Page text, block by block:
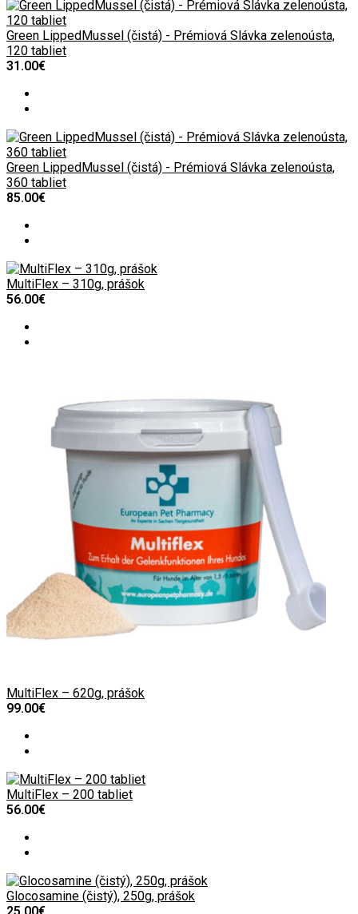
Green LippedMussel (čistá) - Prémiová Slávka zelenoústa,
120 tabliet
31.00€
Green LippedMussel (čistá) - Prémiová Slávka zelenoústa,
360 tabliet
85.00€
MultiFlex – 310g, prášok
56.00€
MultiFlex – 620g, prášok
99.00€
MultiFlex – 200 tabliet
56.00€
Glocosamine (čistý), 250g, prášok